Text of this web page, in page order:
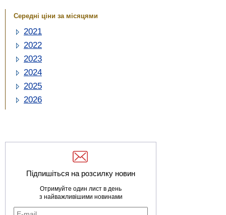
Середні ціни за місяцями
2021
2022
2023
2024
2025
2026
Підпишіться на розсилку новин
Отримуйте один лист в день
з найважливішими новинами